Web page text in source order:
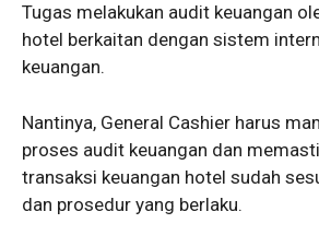
Tugas melakukan audit keuangan
hotel berkaitan dengan sistem
keuangan.
Nantinya, General Cashier harus
proses audit keuangan dan
transaksi keuangan hotel sudah
dan prosedur yang berlaku.